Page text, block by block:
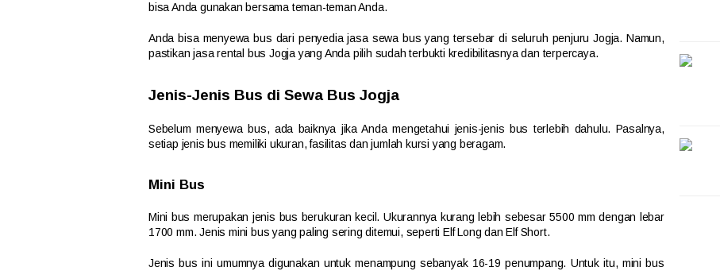
bisa Anda gunakan bersama teman-teman Anda.
Anda bisa menyewa bus dari penyedia jasa sewa bus yang tersebar di seluruh penjuru Jogja. Namun,
pastikan jasa rental bus Jogja yang Anda pilih sudah terbukti kredibilitasnya dan terpercaya.
Jenis-Jenis Bus di Sewa Bus Jogja
Sebelum menyewa bus, ada baiknya jika Anda mengetahui jenis-jenis bus terlebih dahulu. Pasalnya,
setiap jenis bus memiliki ukuran, fasilitas dan jumlah kursi yang beragam.
Mini Bus
Mini bus merupakan jenis bus berukuran kecil. Ukurannya kurang lebih sebesar 5500 mm dengan lebar
1700 mm. Jenis mini bus yang paling sering ditemui, seperti Elf Long dan Elf Short.
Jenis bus ini umumnya digunakan untuk menampung sebanyak 16-19 penumpang. Untuk itu, mini bus